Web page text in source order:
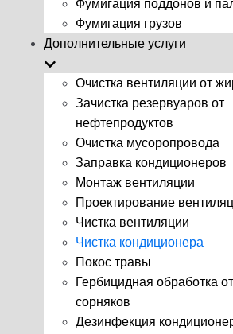
Фумигация поддонов и
Фумигация грузов
Дополнительные услуги
Очистка вентиляции от
Зачистка резервуаров от
нефтепродуктов
Очистка мусоропровода
Заправка кондиционеров
Монтаж вентиляции
Проектирование
Чистка вентиляции
Чистка кондиционера
Покос травы
Гербицидная обработка от
сорняков
Дезинфекция